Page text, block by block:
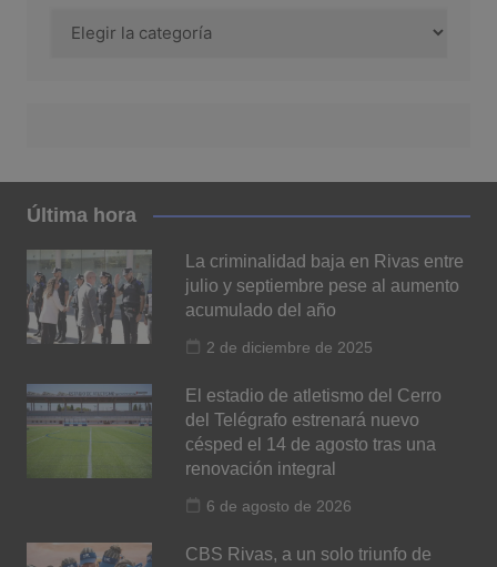
Última hora
La criminalidad baja en Rivas entre
julio y septiembre pese al aumento
acumulado del año
2 de diciembre de 2025
El estadio de atletismo del Cerro
del Telégrafo estrenará nuevo
césped el 14 de agosto tras una
renovación integral
6 de agosto de 2026
CBS Rivas, a un solo triunfo de